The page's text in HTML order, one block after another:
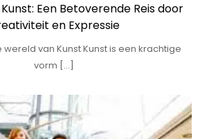
Een Betoverende Reis door
en Expressie
van Kunst Kunst is een krachtige
vorm […]